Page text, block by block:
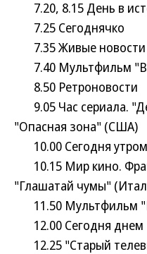
7.20, 8.15 День в
7.25 Сегоднячко
7.35 Живые новости
7.40 Мультфильм
8.50 Ретроновости
9.05 Час сериала.
"Опасная зона" (США)
10.00 Сегодня утром
10.15 Мир кино.
"Глашатай чумы"
11.50 Мультфильм
12.00 Сегодня днем
12.25 "Старый